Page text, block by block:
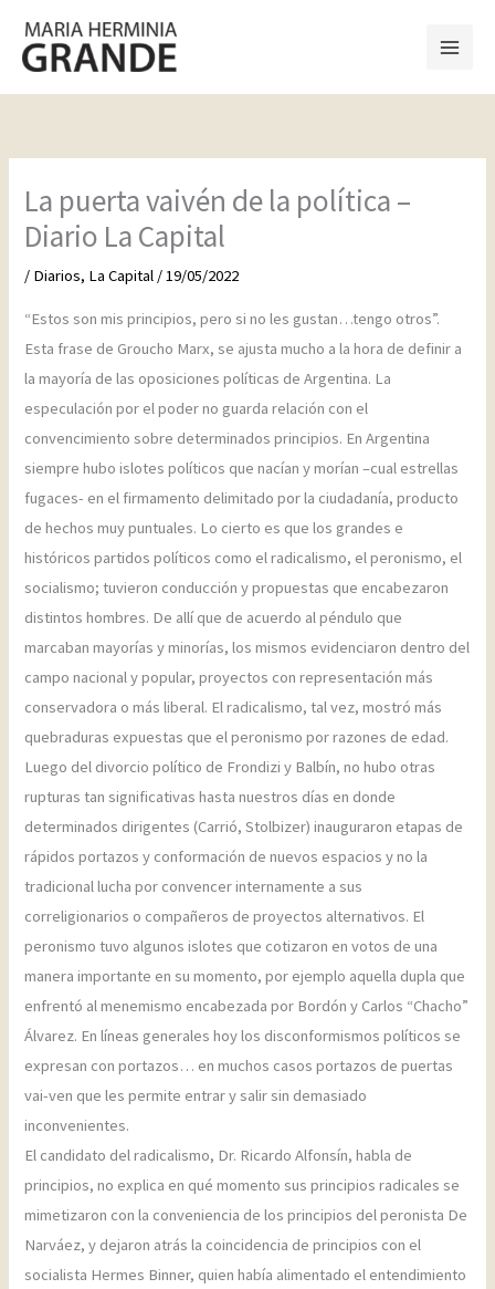
contenido
La puerta vaivén de la política –
Diario La Capital
/ Diarios, La Capital /19/05/2022
“Estos son mis principios, pero si no les gustan…tengo otros”.
Esta frase de Groucho Marx, se ajusta mucho a la hora de definir a
la mayoría de las oposiciones políticas de Argentina. La
especulación por el poder no guarda relación con el
convencimiento sobre determinados principios. En Argentina
siempre hubo islotes políticos que nacían y morían –cual estrellas
fugaces- en el firmamento delimitado por la ciudadanía, producto
de hechos muy puntuales. Lo cierto es que los grandes e
históricos partidos políticos como el radicalismo, el peronismo, el
socialismo; tuvieron conducción y propuestas que encabezaron
distintos hombres. De allí que de acuerdo al péndulo que
marcaban mayorías y minorías, los mismos evidenciaron dentro del
campo nacional y popular, proyectos con representación más
conservadora o más liberal. El radicalismo, tal vez, mostró más
quebraduras expuestas que el peronismo por razones de edad.
Luego del divorcio político de Frondizi y Balbín, no hubo otras
rupturas tan significativas hasta nuestros días en donde
determinados dirigentes (Carrió, Stolbizer) inauguraron etapas de
rápidos portazos y conformación de nuevos espacios y no la
tradicional lucha por convencer internamente a sus
correligionarios o compañeros de proyectos alternativos. El
peronismo tuvo algunos islotes que cotizaron en votos de una
manera importante en su momento, por ejemplo aquella dupla que
enfrentó al menemismo encabezada por Bordón y Carlos “Chacho”
Álvarez. En líneas generales hoy los disconformismos políticos se
expresan con portazos… en muchos casos portazos de puertas
vai-ven que les permite entrar y salir sin demasiado
inconvenientes.
El candidato del radicalismo, Dr. Ricardo Alfonsín, habla de
principios, no explica en qué momento sus principios radicales se
mimetizaron con la conveniencia de los principios del peronista De
Narváez, y dejaron atrás la coincidencia de principios con el
socialista Hermes Binner, quien había alimentado el entendimiento